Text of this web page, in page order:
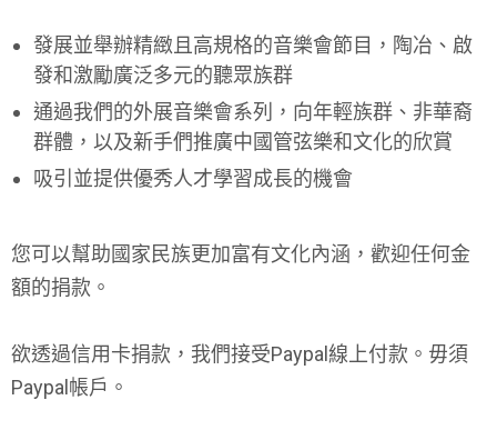
發展並舉辦精緻且高規格的音樂會節目，陶冶、啟
發和激勵廣泛多元的聽眾族群
通過我們的外展音樂會系列，向年輕族群、非華裔
群體，以及新手們推廣中國管弦樂和文化的欣賞
吸引並提供優秀人才學習成長的機會
您可以幫助國家民族更加富有文化內涵，歡迎任何金
額的捐款。
欲透過信用卡捐款，我們接受Paypal線上付款。毋須
Paypal帳戶。